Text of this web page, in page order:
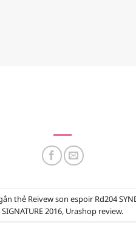
thẻ Reivew son espoir Rd204
SIGNATURE 2016, Urashop review.